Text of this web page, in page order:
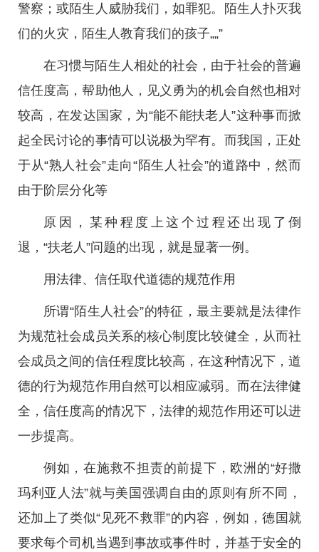
警察；或陌生人威胁我们，如罪犯。陌生人扑灭我
们的火灾，陌生人教育我们的孩子„„”
在习惯与陌生人相处的社会，由于社会的普遍
信任度高，帮助他人，见义勇为的机会自然也相对
较高，在发达国家，为“能不能扶老人”这种事而掀
起全民讨论的事情可以说极为罕有。而我国，正处
于从“熟人社会”走向“陌生人社会”的道路中，然而
由于阶层分化等
原因，某种程度上这个过程还出现了倒
退，“扶老人”问题的出现，就是显著一例。
用法律、信任取代道德的规范作用
所谓“陌生人社会”的特征，最主要就是法律作
为规范社会成员关系的核心制度比较健全，从而社
会成员之间的信任程度比较高，在这种情况下，道
德的行为规范作用自然可以相应减弱。而在法律健
全，信任度高的情况下，法律的规范作用还可以进
一步提高。
例如，在施救不担责的前提下，欧洲的“好撒
玛利亚人法”就与美国强调自由的原则有所不同，
还加上了类似“见死不救罪”的内容，例如，德国就
要求每个司机当遇到事故或事件时，并基于安全的